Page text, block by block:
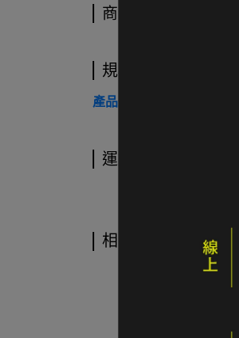
商品介紹
規格說明
產品規格表請參考原廠說明
運送方式
相關商品